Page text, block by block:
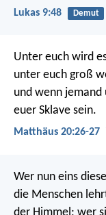
Lukas 9:48 Demut
Unter euch wird
unter euch groß
und wenn
euer Sklave sein.
Matthäus 20:26-27
Wer nun eins
die Menschen
der Himmel; wer